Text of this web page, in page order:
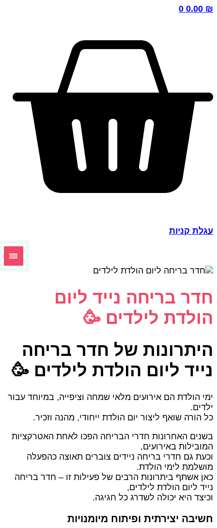
0.00
0
קניות
בריחה נייד ליום
לילדים 🥳
של חדר בריחה
ליום הולדת לילדים 🥳
הולדת הם אירועים מלאי שמחה וציפייה, במיוחד עבור
הורה שואף ליצור יום הולדת ייחודי, מהנה וזכיר.
האחרונות חדרי הבריחה הפכו לאחת האטרקציות
באירועים,
גם חדרי בריחה ניידים צוברים תאוצה כהפעלה
לימי הולדת.
אשתף ביתרונות הרבים של פעילות זו – חדר בריחה
ליום הולדת לילדים,
היא יכולה לשדרג כל חגיגה.
יצירתית ופיתוח מיומנויות